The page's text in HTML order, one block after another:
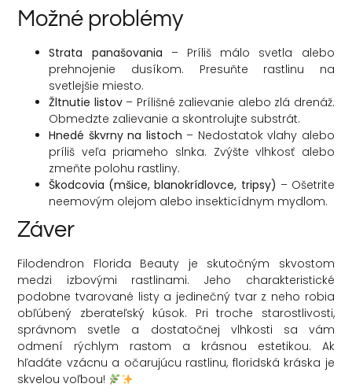
Možné problémy
Strata panašovania – Príliš málo svetla alebo
prehnojenie dusíkom. Presuňte rastlinu na
svetlejšie miesto.
Žltnutie listov – Prílišné zalievanie alebo zlá drenáž.
Obmedzte zalievanie a skontrolujte substrát.
Hnedé škvrny na listoch – Nedostatok vlahy alebo
príliš veľa priameho slnka. Zvýšte vlhkosť alebo
zmeňte polohu rastliny.
Škodcovia (mšice, blanokrídlovce, tripsy) – Ošetrite
neemovým olejom alebo insekticídnym mydlom.
Záver
Filodendron Florida Beauty je skutočným skvostom
medzi izbovými rastlinami. Jeho charakteristické
podobne tvarované listy a jedinečný tvar z neho robia
obľúbený zberateľský kúsok. Pri troche starostlivosti,
správnom svetle a dostatočnej vlhkosti sa vám
odmení rýchlym rastom a krásnou estetikou. Ak
hľadáte vzácnu a očarujúcu rastlinu, floridská kráska je
skvelou voľbou!